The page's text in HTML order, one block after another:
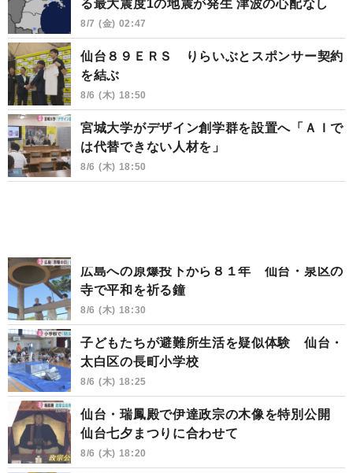
る最大震度1の地震が発生 津波の心配なし
8/7 (金) 02:47
仙台８９ＥＲＳ りらいぶとスポンサー契約
を結ぶ
8/6 (木) 18:50
宮城大学がデザイン創学群を設置へ「ＡＩで
は代替できない人材を」
8/6 (木) 18:50
広島への原爆投下から８１年 仙台・泉区の
寺で平和を祈る鐘
8/6 (木) 18:30
子どもたちが避難所生活を疑似体験 仙台・
太白区の長町小学校
8/6 (木) 18:25
仙台・瑞鳳殿で伊達政宗の木像を特別公開
仙台七夕まつりに合わせて
8/6 (木) 18:20